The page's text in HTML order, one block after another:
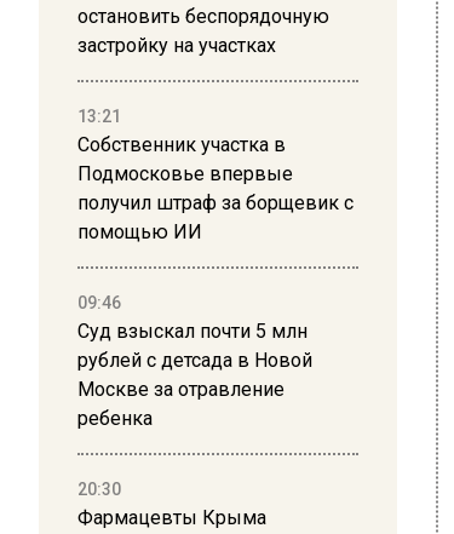
остановить беспорядочную
застройку на участках
13:21
Собственник участка в
Подмосковье впервые
получил штраф за борщевик с
помощью ИИ
09:46
Суд взыскал почти 5 млн
рублей с детсада в Новой
Москве за отравление
ребенка
20:30
Фармацевты Крыма